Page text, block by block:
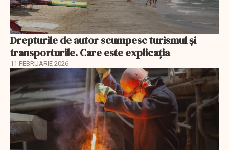
Drepturile de autor scumpesc turismul și
transporturile. Care este explicația
11 FEBRUARIE 2026